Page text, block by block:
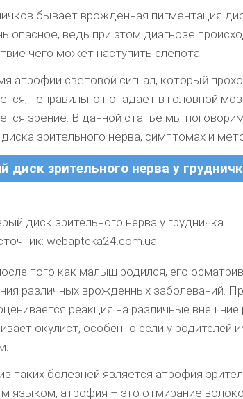
бывает врожденная пигментация
опасное, ведь при этом диагнозе
чего может наступить слепота.
атрофии световой сигнал, который
неправильно попадает в головной
зрение. В данной статье мы
зрительного нерва, симптомах и
диск зрительного нерва у
диск зрительного нерва у грудничка
webapteka24.com.ua
того как малыш родился, его
различных врожденных заболеваний.
реакция на различные
окулист, особенно если у родителей
таких болезней является атрофия
языком, атрофия – это отмирание